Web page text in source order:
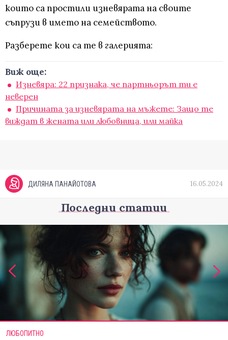
които са простили изневярата на своите
съпрузи в името на семейството.
Разберете кои са те в галерията:
Виж още:
Изневяра: 22 признака, че партньорът ти е
неверен
Причината за изневярата на мъжете: Защо те
виждат в жената или любовница, или майка
ДИЛЯНА ПАНАЙОТОВА 16.05.2024
Последни статии
ЛЮБОПИТНО